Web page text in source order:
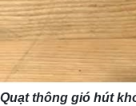
Quạt thông gió hút